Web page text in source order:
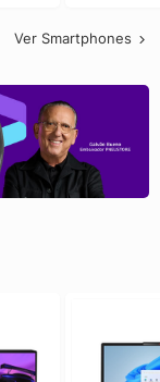
Ver Smartphones